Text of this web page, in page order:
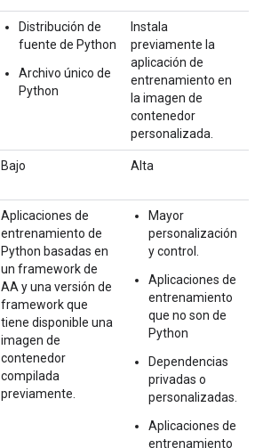
Distribución de
fuente de Python
Archivo único de
Python
Instala
previamente la
aplicación de
entrenamiento en
la imagen de
contenedor
personalizada.
Bajo Alta
Aplicaciones de
entrenamiento de
Python basadas en
un framework de
AA y una versión de
framework que
tiene disponible una
imagen de
contenedor
compilada
previamente.
Mayor
personalización
y control.
Aplicaciones de
entrenamiento
que no son de
Python
Dependencias
privadas o
personalizadas.
Aplicaciones de
entrenamiento